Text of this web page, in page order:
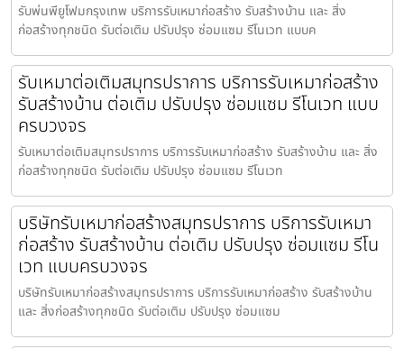
รับพ่นพียูโฟมกรุงเทพ บริการรับเหมาก่อสร้าง รับสร้างบ้าน และ สิ่ง
ก่อสร้างทุกชนิด รับต่อเติม ปรับปรุง ซ่อมแซม รีโนเวท แบบค
รับเหมาต่อเติมสมุทรปราการ บริการรับเหมาก่อสร้าง
รับสร้างบ้าน ต่อเติม ปรับปรุง ซ่อมแซม รีโนเวท แบบ
ครบวงจร
รับเหมาต่อเติมสมุทรปราการ บริการรับเหมาก่อสร้าง รับสร้างบ้าน และ สิ่ง
ก่อสร้างทุกชนิด รับต่อเติม ปรับปรุง ซ่อมแซม รีโนเวท
บริษัทรับเหมาก่อสร้างสมุทรปราการ บริการรับเหมา
ก่อสร้าง รับสร้างบ้าน ต่อเติม ปรับปรุง ซ่อมแซม รีโน
เวท แบบครบวงจร
บริษัทรับเหมาก่อสร้างสมุทรปราการ บริการรับเหมาก่อสร้าง รับสร้างบ้าน
และ สิ่งก่อสร้างทุกชนิด รับต่อเติม ปรับปรุง ซ่อมแซม